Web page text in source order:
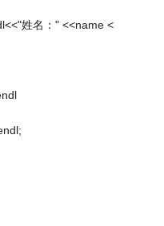
姓名：" <<name <